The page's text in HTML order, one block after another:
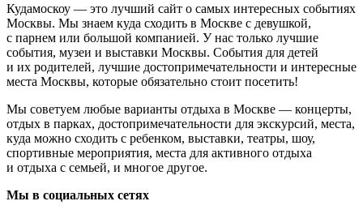
Кудамоскоу — это лучший сайт о самых интересных событиях
Москвы. Мы знаем куда сходить в Москве с девушкой,
с парнем или большой компанией. У нас только лучшие
события, музеи и выставки Москвы. События для детей
и их родителей, лучшие достопримечательности и интересные
места Москвы, которые обязательно стоит посетить!
Мы советуем любые варианты отдыха в Москве — концерты,
отдых в парках, достопримечательности для экскурсий, места,
куда можно сходить с ребенком, выставки, театры, шоу,
спортивные мероприятия, места для активного отдыха
и отдыха с семьей, и многое другое.
Мы в социальных сетях